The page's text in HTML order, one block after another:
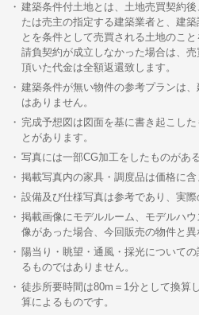
建築条件付土地とは、土地売買契約
たは売主の指定する建築業者と、建
とを条件として売買される土地のこ
請負契約が成立しなかった場合は、
頂いた代金は全額返還致します。
建築条件が無い物件の参考プランは
はありません。
完成予想図は図面を基に書き起こし
とがあります。
写真には一部CG加工をしたものがあ
掲載写真内の家具・調度品は価格に含
設備及び仕様写真は参考であり、実際
掲載画像にモデルルーム、モデルハ
像があった場合、今回販売の物件と異
陽当り・眺望・通風・採光について
るものではありません。
徒歩所要時間は80m＝1分として換算
算によるものです。